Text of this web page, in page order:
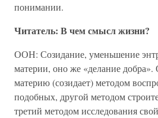
понимании.
Читатель: В чем смысл жизни?
ООН: Созидание, уменьшение
материи, оно же «делание
материю (созидает) методом
подобных, другой методом
третий методом исследования